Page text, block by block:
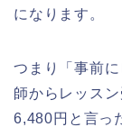
になります。
つまり「事前
師からレッス
6,480円と言っ